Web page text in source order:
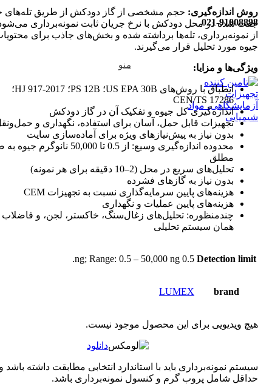
021-91008898
منو
روش اندازه‌گیری: حجم مشخصی از گاز دودکش از طریق تله‌های
جفت شده در محل دودکش با نرخ جریان ثابت نمونه‌برداری
از نمونه‌برداری، تله‌ها برداشته شده و بخش‌های جاذب برای
جیوه مورد تحلیل قرار می‌گیرند.
ویژگی‌ها و مزایا:
انطباق با روش‌های US EPA 30B؛ PS 12B؛ HJ 917-2017؛
CEN/TS 17286
اندازه‌گیری کل جیوه و تفکیک آن در گاز دودکش
تجهیزات قابل حمل، آسان برای استفاده، نگهداری و
بدون نیاز به پیش‌نیازهای ویژه برای آماده‌سازی سایت
محدوده اندازه‌گیری وسیع: از 0.5 تا 50,000
مطلق
تحلیل‌های سریع در محل (2–10 دقیقه برای هر نمونه)
بدون نیاز به گازهای فشرده
هزینه‌های پایین سرمایه‌گذاری نسبت به تجهیزات CEM
هزینه‌های پایین عملیات و نگهداری
چندمنظوره: تحلیل‌های زغال‌سنگ، خاکستر، لجن، و فاضلاب
همان سیستم تحلیلی
Detection limit
0.5 ng; Range: 0.5 – 50,000 ng.
brand
LUMEX
هیچ ویدیویی برای این محصول موجود نیست.
دانلود
سیستم نمونه‌برداری باید با استاندارد انتخابی مطابقت داشته باشد
حداقل شامل پروب گرم و کنسول نمونه‌برداری باشد.